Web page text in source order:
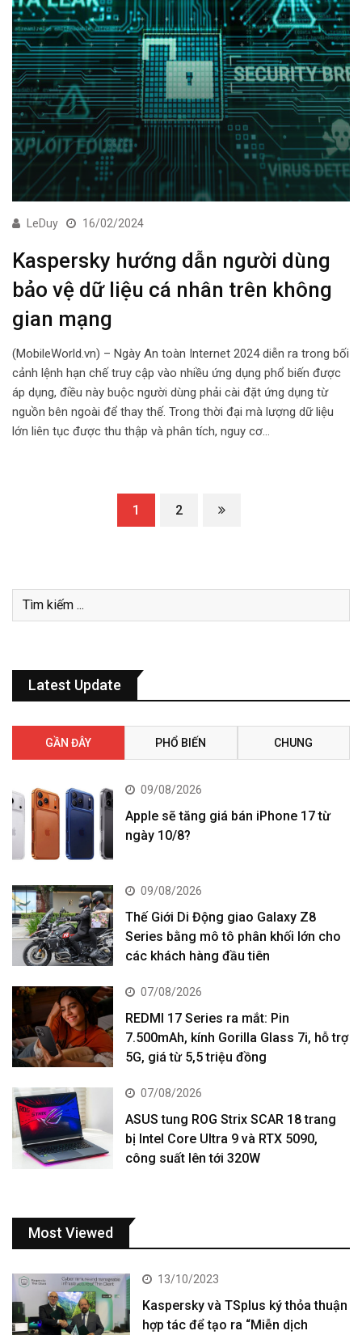
LeDuy 16/02/2024
Kaspersky hướng dẫn người dùng
bảo vệ dữ liệu cá nhân trên không
gian mạng
(MobileWorld.vn) – Ngày An toàn Internet 2024 diễn ra trong bối
cảnh lệnh hạn chế truy cập vào nhiều ứng dụng phổ biến được
áp dụng, điều này buộc người dùng phải cài đặt ứng dụng từ
nguồn bên ngoài để thay thế. Trong thời đại mà lượng dữ liệu
lớn liên tục được thu thập và phân tích, nguy cơ…
1 2
Latest Update
GẦN ĐÂY PHỔ BIẾN CHUNG
09/08/2026
Apple sẽ tăng giá bán iPhone 17 từ
ngày 10/8?
09/08/2026
Thế Giới Di Động giao Galaxy Z8
Series bằng mô tô phân khối lớn cho
các khách hàng đầu tiên
07/08/2026
REDMI 17 Series ra mắt: Pin
7.500mAh, kính Gorilla Glass 7i, hỗ trợ
5G, giá từ 5,5 triệu đồng
07/08/2026
ASUS tung ROG Strix SCAR 18 trang
bị Intel Core Ultra 9 và RTX 5090,
công suất lên tới 320W
Most Viewed
13/10/2023
Kaspersky và TSplus ký thỏa thuận
hợp tác để tạo ra “Miễn dịch